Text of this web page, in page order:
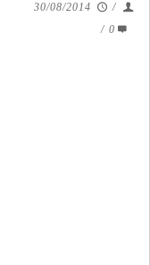
/
30/08/2014
0
/